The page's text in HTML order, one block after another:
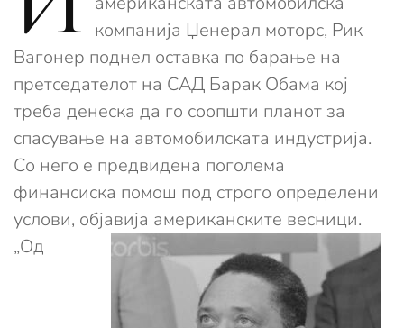
компанија Џенерал моторс, Рик
Вагонер поднел оставка по барање на
претседателот на САД Барак Обама кој
треба денеска да го соопшти планот за
спасување на автомобилската индустрија.
Со него е предвидена поголема
финансиска помош под строго определени
услови, објавија американските весници.
„Од